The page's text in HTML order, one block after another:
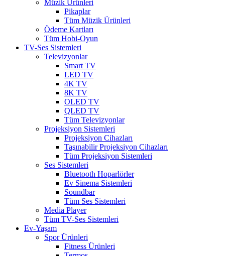
Müzik Ürünleri
Pikaplar
Tüm Müzik Ürünleri
Ödeme Kartları
Tüm Hobi-Oyun
TV-Ses Sistemleri
Televizyonlar
Smart TV
LED TV
4K TV
8K TV
OLED TV
QLED TV
Tüm Televizyonlar
Projeksiyon Sistemleri
Projeksiyon Cihazları
Taşınabilir Projeksiyon Cihazları
Tüm Projeksiyon Sistemleri
Ses Sistemleri
Bluetooth Hoparlörler
Ev Sinema Sistemleri
Soundbar
Tüm Ses Sistemleri
Media Player
Tüm TV-Ses Sistemleri
Ev-Yaşam
Spor Ürünleri
Fitness Ürünleri